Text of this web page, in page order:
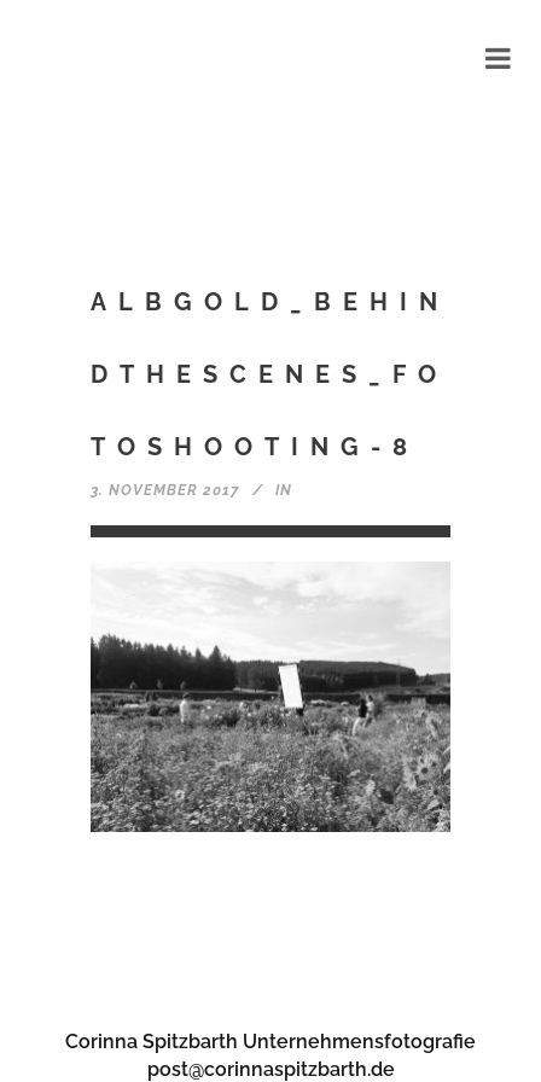
ALBGOLD_BEHIN
DTHESCENES_FO
TOSHOOTING-8
3. NOVEMBER 2017 IN
Corinna Spitzbarth Unternehmensfotografie
post@corinnaspitzbarth.de